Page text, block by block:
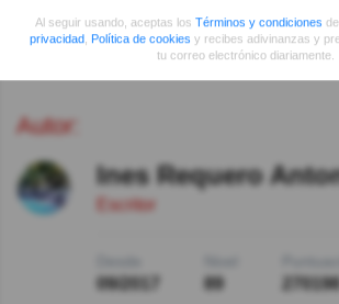
Gerardo Villarreal
No es la versión demoníaca de
antagonista.
Autor:
Ines Requero
Escritor
09/2017 89 270198
Al seguir usando, aceptas los Términos y condiciones
privacidad
Política de cookies y recibes adivinanzas y
tu correo electrónico diariamente.